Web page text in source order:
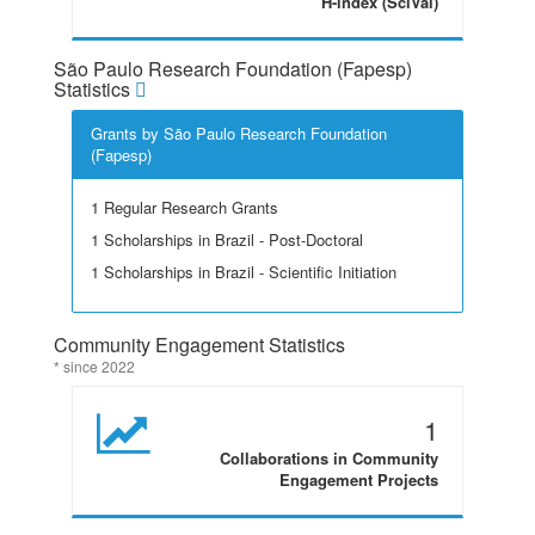
São Paulo Research Foundation (Fapesp)
Statistics
Grants by São Paulo Research Foundation
(Fapesp)
1 Regular Research Grants
1 Scholarships in Brazil - Post-Doctoral
1 Scholarships in Brazil - Scientific Initiation
Community Engagement Statistics
* since 2022
1
Collaborations in Community
Engagement Projects